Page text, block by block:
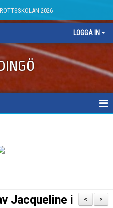
2026
LOGGA IN
>
<
Jacqueline i